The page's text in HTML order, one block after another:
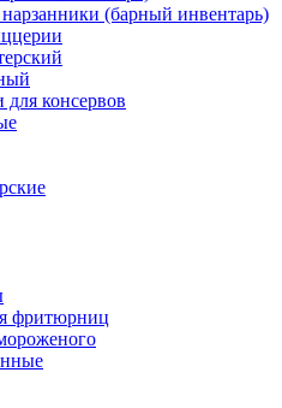
(барный инвентарь)
консервов
фритюрниц